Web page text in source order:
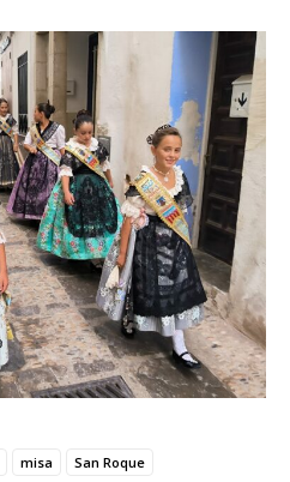
misa San Roque